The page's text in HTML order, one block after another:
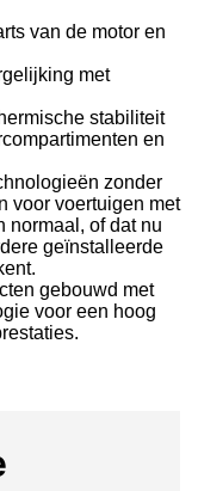
van de motor en
met
stabiliteit
en
zonder
voor voertuigen met
normaal, of dat nu
geïnstalleerde
gebouwd met
voor een hoog